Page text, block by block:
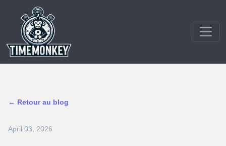
← Retour au blog
April 03, 2026